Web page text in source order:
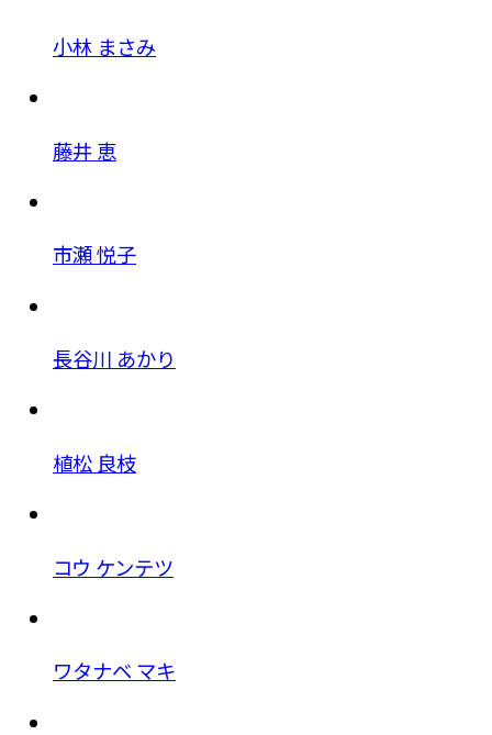
小林 まさみ
藤井 恵
市瀬 悦子
長谷川 あかり
植松 良枝
コウ ケンテツ
ワタナベ マキ